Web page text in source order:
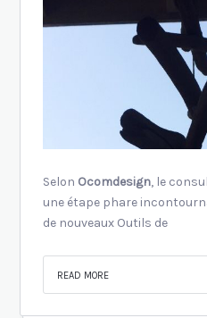
Selon Ocomdesign, le
une étape phare
de nouveaux Outils de
READ MORE